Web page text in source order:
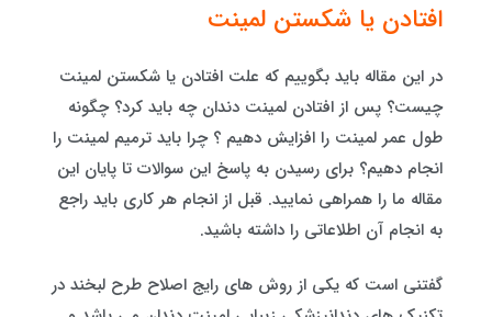
افتادن یا شکستن لمینت
در این مقاله باید بگوییم که علت افتادن یا شکستن لمینت
چیست؟ پس از افتادن لمینت دندان چه باید کرد؟ چگونه
طول عمر لمینت را افزایش دهیم ؟ چرا باید ترمیم لمینت را
انجام دهیم؟ برای رسیدن به پاسخ این سوالات تا پایان این
مقاله ما را همراهی نمایید. قبل از انجام هر کاری باید راجع
به انجام آن اطلاعاتی را داشته باشید.
گفتنی است که یکی از روش های رایج اصلاح طرح لبخند در